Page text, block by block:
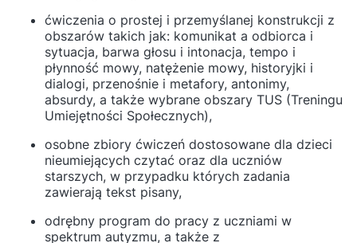
ćwiczenia o prostej i przemyślanej konstrukcji z
obszarów takich jak: komunikat a odbiorca i
sytuacja, barwa głosu i intonacja, tempo i
płynność mowy, natężenie mowy, historyjki i
dialogi, przenośnie i metafory, antonimy,
absurdy, a także wybrane obszary TUS (Treningu
Umiejętności Społecznych),
osobne zbiory ćwiczeń dostosowane dla dzieci
nieumiejących czytać oraz dla uczniów
starszych, w przypadku których zadania
zawierają tekst pisany,
odrębny program do pracy z uczniami w
spektrum autyzmu, a także z